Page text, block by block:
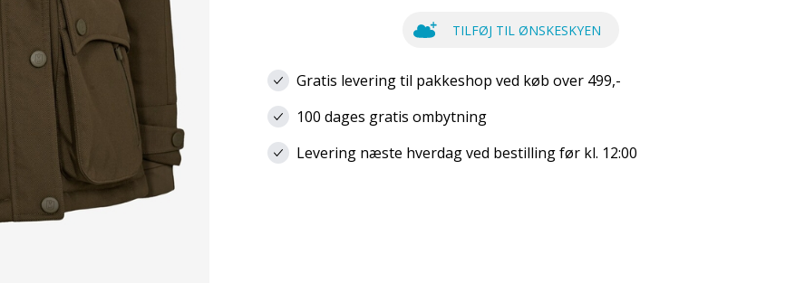
TILFØJ TIL ØNSKESKYEN
Gratis levering til pakkeshop ved køb over 499,-
100 dages gratis ombytning
Levering næste hverdag ved bestilling før kl. 12:00